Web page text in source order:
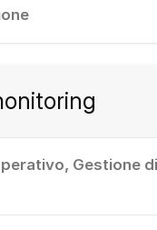
Gestione di